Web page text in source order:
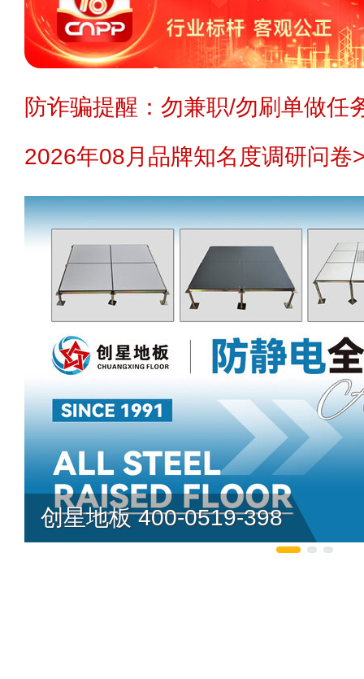
防诈骗提醒：勿兼职/勿刷单做任
2026年08月品牌知名度调研问卷
创星地板 400-0519-398